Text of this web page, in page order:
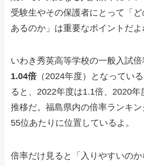
受験生やその保護者にとって「
あるのか」は重要なポイントだよ
いわき秀英高等学校の一般入試
1.04倍 （2024年度）となってい
ると、2022年度は1.1倍、2020年
推移だ。福島県内の倍率ランキ
55位あたりに位置しているよ。
倍率だけ見ると「入りやすいの